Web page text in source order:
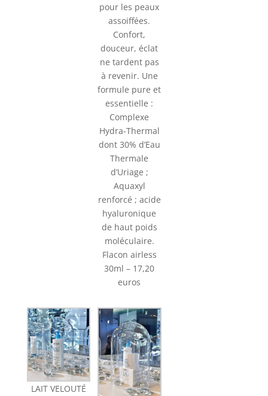
pour les peaux
assoiffées.
Confort,
douceur, éclat
ne tardent pas
à revenir. Une
formule pure et
essentielle :
Complexe
Hydra-Thermal
dont 30% d’Eau
Thermale
d’Uriage ;
Aquaxyl
renforcé ; acide
hyaluronique
de haut poids
moléculaire.
Flacon airless
30ml – 17,20
euros
LAIT VELOUTÉ